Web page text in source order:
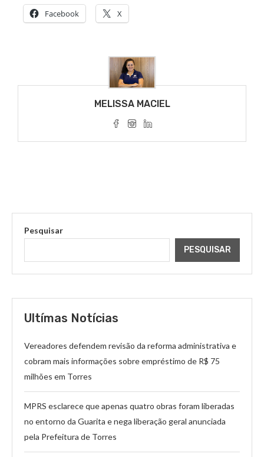
Facebook X
MELISSA MACIEL
Pesquisar
PESQUISAR
Ultímas Notícias
Vereadores defendem revisão da reforma administrativa e
cobram mais informações sobre empréstimo de R$ 75
milhões em Torres
MPRS esclarece que apenas quatro obras foram liberadas
no entorno da Guarita e nega liberação geral anunciada
pela Prefeitura de Torres